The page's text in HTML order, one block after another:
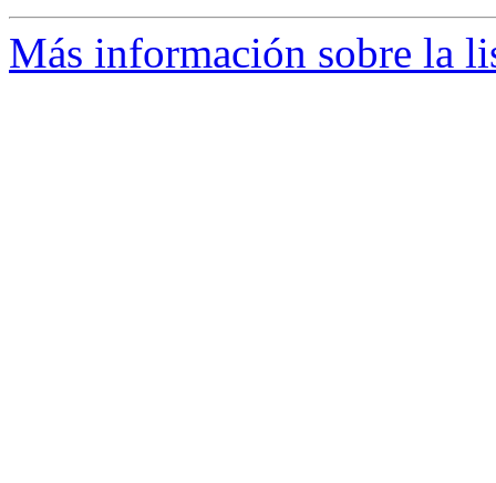
Más información sobre la